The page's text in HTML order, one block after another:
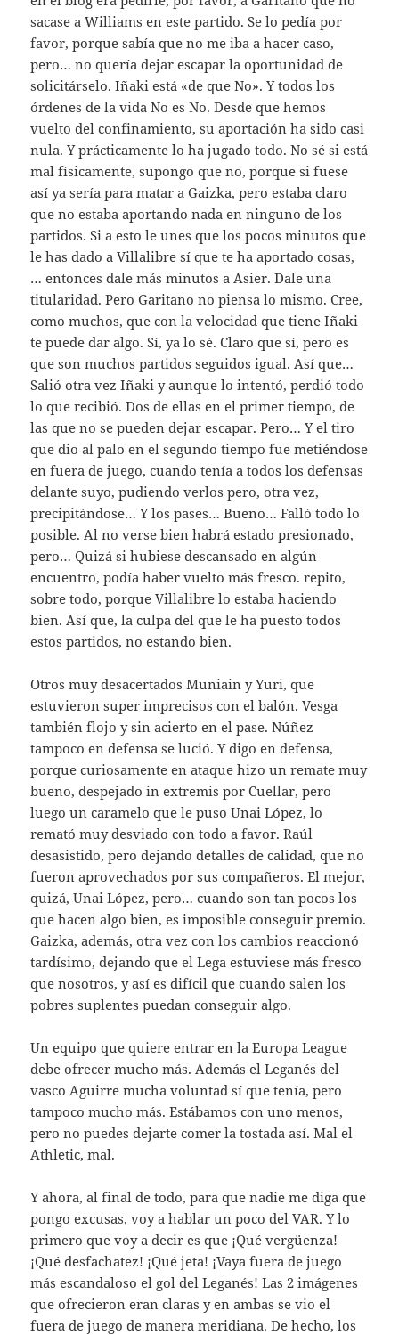
sacase a Williams en este partido. Se lo pedía por
favor, porque sabía que no me iba a hacer caso,
pero… no quería dejar escapar la oportunidad de
solicitárselo. Iñaki está «de que No». Y todos los
órdenes de la vida No es No. Desde que hemos
vuelto del confinamiento, su aportación ha sido casi
nula. Y prácticamente lo ha jugado todo. No sé si está
mal físicamente, supongo que no, porque si fuese
así ya sería para matar a Gaizka, pero estaba claro
que no estaba aportando nada en ninguno de los
partidos. Si a esto le unes que los pocos minutos que
le has dado a Villalibre sí que te ha aportado cosas,
… entonces dale más minutos a Asier. Dale una
titularidad. Pero Garitano no piensa lo mismo. Cree,
como muchos, que con la velocidad que tiene Iñaki
te puede dar algo. Sí, ya lo sé. Claro que sí, pero es
que son muchos partidos seguidos igual. Así que…
Salió otra vez Iñaki y aunque lo intentó, perdió todo
lo que recibió. Dos de ellas en el primer tiempo, de
las que no se pueden dejar escapar. Pero… Y el tiro
que dio al palo en el segundo tiempo fue metiéndose
en fuera de juego, cuando tenía a todos los defensas
delante suyo, pudiendo verlos pero, otra vez,
precipitándose… Y los pases… Bueno… Falló todo lo
posible. Al no verse bien habrá estado presionado,
pero… Quizá si hubiese descansado en algún
encuentro, podía haber vuelto más fresco. repito,
sobre todo, porque Villalibre lo estaba haciendo
bien. Así que, la culpa del que le ha puesto todos
estos partidos, no estando bien.
Otros muy desacertados Muniain y Yuri, que
estuvieron super imprecisos con el balón. Vesga
también flojo y sin acierto en el pase. Núñez
tampoco en defensa se lució. Y digo en defensa,
porque curiosamente en ataque hizo un remate muy
bueno, despejado in extremis por Cuellar, pero
luego un caramelo que le puso Unai López, lo
remató muy desviado con todo a favor. Raúl
desasistido, pero dejando detalles de calidad, que no
fueron aprovechados por sus compañeros. El mejor,
quizá, Unai López, pero… cuando son tan pocos los
que hacen algo bien, es imposible conseguir premio.
Gaizka, además, otra vez con los cambios reaccionó
tardísimo, dejando que el Lega estuviese más fresco
que nosotros, y así es difícil que cuando salen los
pobres suplentes puedan conseguir algo.
Un equipo que quiere entrar en la Europa League
debe ofrecer mucho más. Además el Leganés del
vasco Aguirre mucha voluntad sí que tenía, pero
tampoco mucho más. Estábamos con uno menos,
pero no puedes dejarte comer la tostada así. Mal el
Athletic, mal.
Y ahora, al final de todo, para que nadie me diga que
pongo excusas, voy a hablar un poco del VAR. Y lo
primero que voy a decir es que ¡Qué vergüenza!
¡Qué desfachatez! ¡Qué jeta! ¡Vaya fuera de juego
más escandaloso el gol del Leganés! Las 2 imágenes
que ofrecieron eran claras y en ambas se vio el
fuera de juego de manera meridiana. De hecho, los